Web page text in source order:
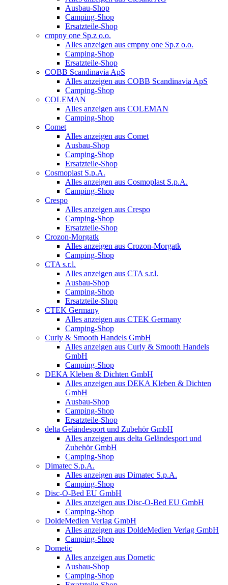
Ausbau-Shop
Camping-Shop
Ersatzteile-Shop
cmpny one Sp.z o.o.
Alles anzeigen aus cmpny one Sp.z o.o.
Camping-Shop
Ersatzteile-Shop
COBB Scandinavia ApS
Alles anzeigen aus COBB Scandinavia ApS
Camping-Shop
COLEMAN
Alles anzeigen aus COLEMAN
Camping-Shop
Comet
Alles anzeigen aus Comet
Ausbau-Shop
Camping-Shop
Ersatzteile-Shop
Cosmoplast S.p.A.
Alles anzeigen aus Cosmoplast S.p.A.
Camping-Shop
Crespo
Alles anzeigen aus Crespo
Camping-Shop
Ersatzteile-Shop
Crozon-Morgatk
Alles anzeigen aus Crozon-Morgatk
Camping-Shop
CTA s.r.l.
Alles anzeigen aus CTA s.r.l.
Ausbau-Shop
Camping-Shop
Ersatzteile-Shop
CTEK Germany
Alles anzeigen aus CTEK Germany
Camping-Shop
Curly & Smooth Handels GmbH
Alles anzeigen aus Curly & Smooth Handels
GmbH
Camping-Shop
DEKA Kleben & Dichten GmbH
Alles anzeigen aus DEKA Kleben & Dichten
GmbH
Ausbau-Shop
Camping-Shop
Ersatzteile-Shop
delta Geländesport und Zubehör GmbH
Alles anzeigen aus delta Geländesport und
Zubehör GmbH
Camping-Shop
Dimatec S.p.A.
Alles anzeigen aus Dimatec S.p.A.
Camping-Shop
Disc-O-Bed EU GmbH
Alles anzeigen aus Disc-O-Bed EU GmbH
Camping-Shop
DoldeMedien Verlag GmbH
Alles anzeigen aus DoldeMedien Verlag GmbH
Camping-Shop
Dometic
Alles anzeigen aus Dometic
Ausbau-Shop
Camping-Shop